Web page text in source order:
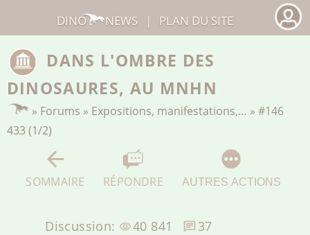
DANS L'OMBRE DES
DINOSAURES, AU MNHN
» Forums » Expositions, manifestations,… »#146
433 (1/2)
SOMMAIRE RÉPONDRE AUTRES ACTIONS
Discussion: 40 841
37
DINO NEWS | PLAN DU SITE